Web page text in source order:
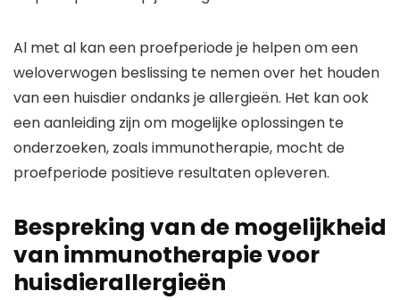
Al met al kan een proefperiode je helpen om een
weloverwogen beslissing te nemen over het houden
van een huisdier ondanks je allergieën. Het kan ook
een aanleiding zijn om mogelijke oplossingen te
onderzoeken, zoals immunotherapie, mocht de
proefperiode positieve resultaten opleveren.
Bespreking van de mogelijkheid
van immunotherapie voor
huisdierallergieën